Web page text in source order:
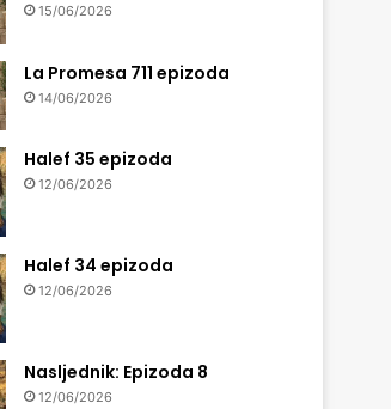
15/06/2026
La Promesa 711 epizoda
14/06/2026
Halef 35 epizoda
12/06/2026
Halef 34 epizoda
12/06/2026
Nasljednik: Epizoda 8
12/06/2026